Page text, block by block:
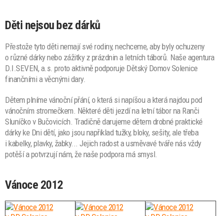
Děti nejsou bez dárků
Přestože tyto děti nemají své rodiny, nechceme, aby byly ochuzeny
o různé dárky nebo zážitky z prázdnin a letních táborů. Naše agentura
D.I.SEVEN, a.s. proto aktivně podporuje Dětský Domov Solenice
finančními a věcnými dary.
Dětem plníme vánoční přání, o která si napíšou a která najdou pod
vánočním stromečkem. Některé děti jezdí na letní tábor na Ranči
Sluníčko v Bučovicích. Tradičně darujeme dětem drobné praktické
dárky ke Dni dětí, jako jsou například tužky, bloky, sešity, ale třeba
i kabelky, plavky, žabky... Jejich radost a usměvavé tváře nás vždy
potěší a potvrzují nám, že naše podpora má smysl.
Vánoce 2012